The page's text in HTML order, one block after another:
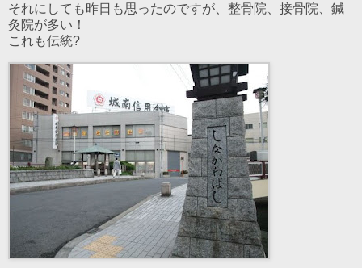
それにしても昨日も思ったのですが、整骨院、接骨院、鍼
灸院が多い！
これも伝統?